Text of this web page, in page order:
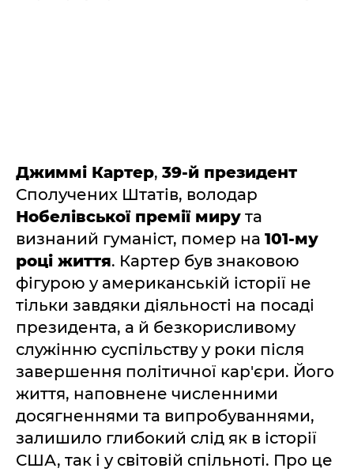
Джиммі Картер, 39-й президент
Сполучених Штатів, володар
Нобелівської премії миру та
визнаний гуманіст, помер на 101-му
році життя. Картер був знаковою
фігурою у американській історії не
тільки завдяки діяльності на посаді
президента, а й безкорисливому
служінню суспільству у роки після
завершення політичної кар'єри. Його
життя, наповнене численними
досягненнями та випробуваннями,
залишило глибокий слід як в історії
США, так і у світовій спільноті. Про це